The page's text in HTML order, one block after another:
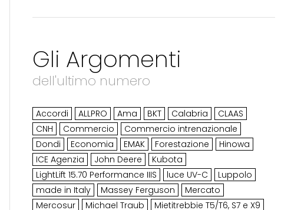
Gli Argomenti
dell'ultimo numero
Accordi ALLPRO Ama BKT Calabria
CLAAS
CNH
Commercio
Commercio intrenazionale
Dondi
Economia EMAK Forestazione
Hinowa
ICE Agenzia
John Deere
Kubota
LightLift 15.70 Performance IIIS
luce UV-C
Luppolo
made in Italy
Massey Ferguson
Mercato
Mercosur
Michael Traub
Mietitrebbie T5/T6, S7 e X9